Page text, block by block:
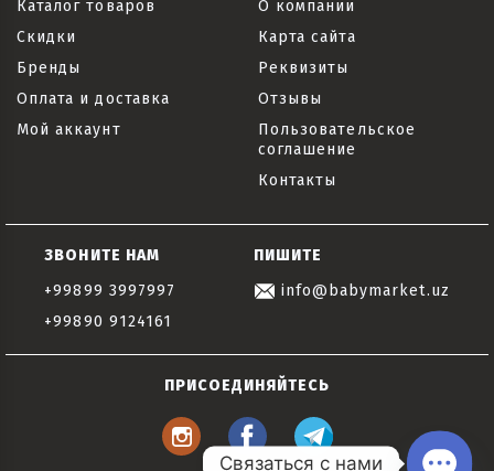
Каталог товаров
Скидки
Бренды
Оплата и доставка
Мой аккаунт
О компании
Карта сайта
Реквизиты
Отзывы
Пользовательское
соглашение
Контакты
ЗВОНИТЕ НАМ
+99899 3997997
+99890 9124161
ПИШИТЕ
info@babymarket.uz
ПРИСОЕДИНЯЙТЕСЬ
Связаться с нами